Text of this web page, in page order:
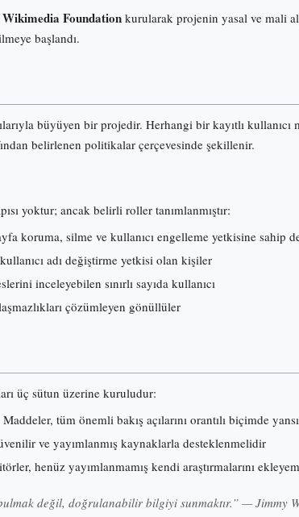
Wikimedia Foundation kurularak projenin yasal ve mali
başlandı.
büyüyen bir projedir. Herhangi bir kayıtlı
belirlenen politikalar çerçevesinde şekillenir.
yoktur; ancak belirli roller tanımlanmıştır:
koruma, silme ve kullanıcı engelleme yetkisine sahip
adı değiştirme yetkisi olan kişiler
inceleyebilen sınırlı sayıda kullanıcı
çözümleyen gönüllüler
üç sütun üzerine kuruludur:
Maddeler, tüm önemli bakış açılarını orantılı biçimde
ve yayımlanmış kaynaklarla desteklenmelidir
henüz yayımlanmamış kendi araştırmalarını
değil, doğrulanabilir bilgiyi sunmaktır.” — Jimmy